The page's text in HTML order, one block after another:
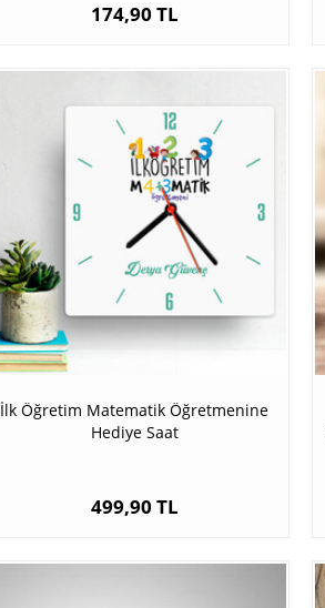
174,90 TL
İlk Öğretim Matematik Öğretmenine
Hediye Saat
499,90 TL